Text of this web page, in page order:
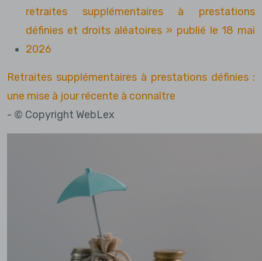
retraites supplémentaires à prestations
définies et droits aléatoires » publié le 18 mai
2026
Retraites supplémentaires à prestations définies :
une mise à jour récente à connaître
- © Copyright WebLex